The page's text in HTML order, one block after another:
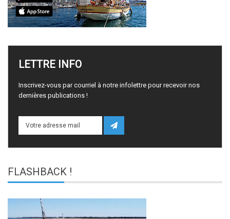
LETTRE INFO
Inscrivez-vous par courriel à notre infolettre pour recevoir nos
dernières publications !
FLASHBACK !